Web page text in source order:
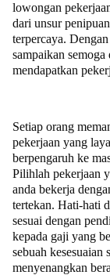
lowongan
dari unsur
terpercaya.
sampaikan
mendapatkan
Setiap orang
pekerjaan yang
berpengaruh ke
Pilihlah pekerjaan
anda bekerja
tertekan. Hati-hati
sesuai dengan
kepada gaji yang
sebuah
menyenangkan